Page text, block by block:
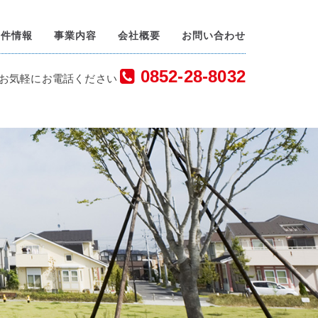
情報 事業内容 会社概要 お問い合わせ
気軽にお電話ください 0852-28-8032